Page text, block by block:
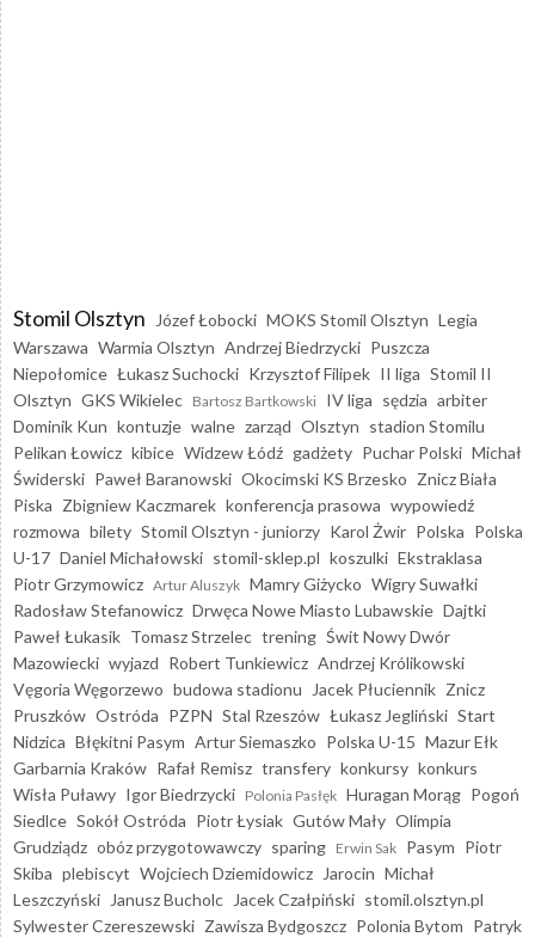
Stomil Olsztyn Józef Łobocki MOKS Stomil Olsztyn Legia
Warszawa Warmia Olsztyn Andrzej Biedrzycki Puszcza
Niepołomice Łukasz Suchocki Krzysztof Filipek II liga Stomil II
Olsztyn GKS Wikielec Bartosz Bartkowski IV liga sędzia arbiter
Dominik Kun kontuzje walne zarząd Olsztyn stadion Stomilu
Pelikan Łowicz kibice Widzew Łódź gadżety Puchar Polski Michał
Świderski Paweł Baranowski Okocimski KS Brzesko Znicz Biała
Piska Zbigniew Kaczmarek konferencja prasowa wypowiedź
rozmowa bilety Stomil Olsztyn - juniorzy Karol Żwir Polska Polska
U-17 Daniel Michałowski stomil-sklep.pl koszulki Ekstraklasa
Piotr Grzymowicz Artur Aluszyk Mamry Giżycko Wigry Suwałki
Radosław Stefanowicz Drwęca Nowe Miasto Lubawskie Dajtki
Paweł Łukasik Tomasz Strzelec trening Świt Nowy Dwór
Mazowiecki wyjazd Robert Tunkiewicz Andrzej Królikowski
Vęgoria Węgorzewo budowa stadionu Jacek Płuciennik Znicz
Pruszków Ostróda PZPN Stal Rzeszów Łukasz Jegliński Start
Nidzica Błękitni Pasym Artur Siemaszko Polska U-15 Mazur Ełk
Garbarnia Kraków Rafał Remisz transfery konkursy konkurs
Wisła Puławy Igor Biedrzycki Polonia Pasłęk Huragan Morąg Pogoń
Siedlce Sokół Ostróda Piotr Łysiak Gutów Mały Olimpia
Grudziądz obóz przygotowawczy sparing Erwin Sak Pasym Piotr
Skiba plebiscyt Wojciech Dziemidowicz Jarocin Michał
Leszczyński
Janusz Bucholc Jacek Czałpiński stomil.olsztyn.pl
Sylwester Czereszewski Zawisza Bydgoszcz Polonia Bytom Patryk